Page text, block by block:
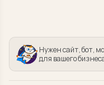
Нужен сайт, бот,
для вашего